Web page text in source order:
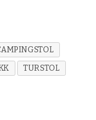
TURSTOL